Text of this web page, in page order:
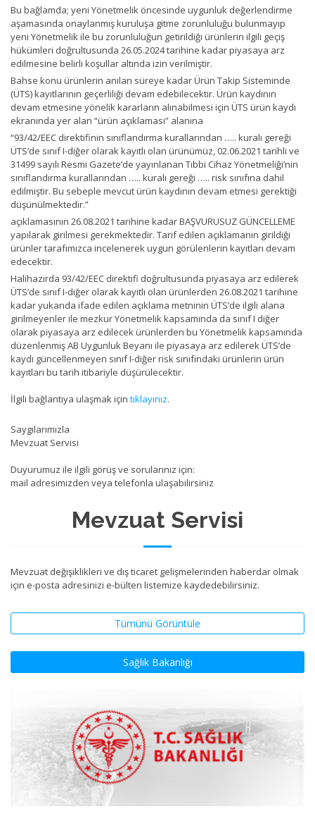
Mevzuat Servisi
Mevzuat değişiklikleri ve dış ticaret gelişmelerinden haberdar olmak
için e-posta adresinizi e-bülten listemize kaydedebilirsiniz.
Tümünü Görüntüle
Sağlık Bakanlığı
Bu bağlamda; yeni Yönetmelik öncesinde uygunluk değerlendirme
aşamasında onaylanmış kuruluşa gitme zorunluluğu bulunmayıp
yeni Yönetmelik ile bu zorunluluğun getirildiği ürünlerin ilgili geçiş
hükümleri doğrultusunda 26.05.2024 tarihine kadar piyasaya arz
edilmesine belirli koşullar altında izin verilmiştir.
Bahse konu ürünlerin anılan süreye kadar Ürün Takip Sisteminde
(ÜTS) kayıtlarının geçerliliği devam edebilecektir. Ürün kaydının
devam etmesine yönelik kararların alınabilmesi için ÜTS ürün kaydı
ekranında yer alan “ürün açıklaması” alanına
“93/42/EEC direktifinin sınıflandırma kurallarından ….. kuralı gereği
ÜTS’de sınıf I-diğer olarak kayıtlı olan ürünümüz, 02.06.2021 tarihli ve
31499 sayılı Resmi Gazete’de yayınlanan Tıbbi Cihaz Yönetmeliği’nin
sınıflandırma kurallarından ….. kuralı gereği ….. risk sınıfına dahil
edilmiştir. Bu sebeple mevcut ürün kaydının devam etmesi gerektiği
düşünülmektedir.”
açıklamasının 26.08.2021 tarihine kadar BAŞVURUSUZ GÜNCELLEME
yapılarak girilmesi gerekmektedir. Tarif edilen açıklamanın girildiği
ürünler tarafımızca incelenerek uygun görülenlerin kayıtları devam
edecektir.
Halihazırda 93/42/EEC direktifi doğrultusunda piyasaya arz edilerek
ÜTS’de sınıf I-diğer olarak kayıtlı olan ürünlerden 26.08.2021 tarihine
kadar yukarıda ifade edilen açıklama metninin ÜTS’de ilgili alana
girilmeyenler ile mezkur Yönetmelik kapsamında da sınıf I diğer
olarak piyasaya arz edilecek ürünlerden bu Yönetmelik kapsamında
düzenlenmiş AB Uygunluk Beyanı ile piyasaya arz edilerek ÜTS’de
kaydı güncellenmeyen sınıf I-diğer risk sınıfındaki ürünlerin ürün
kayıtları bu tarih itibariyle düşürülecektir.
İlgili bağlantıya ulaşmak için tıklayınız.
Saygılarımızla
Mevzuat Servisi
Duyurumuz ile ilgili görüş ve sorularınız için:
mail adresimizden veya telefonla ulaşabilirsiniz